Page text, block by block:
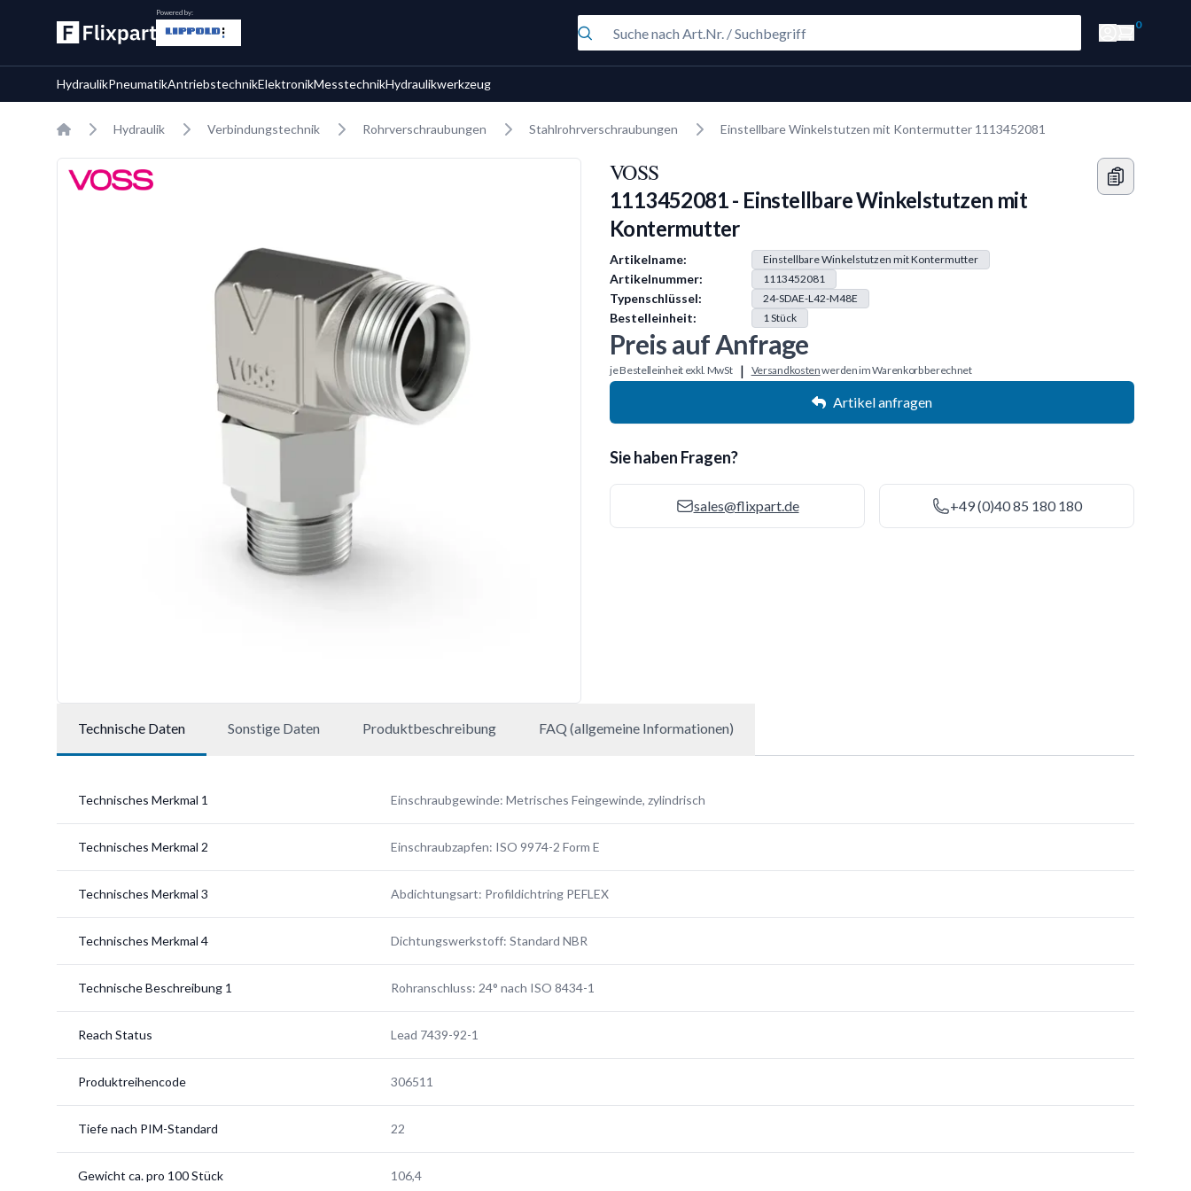
Powered by:
0
HydraulikPneumatikAntriebstechnikElektronikMesstechnikHydraulikwerkzeug
Home Hydraulik Verbindungstechnik Rohrverschraubungen Stahlrohrverschraubungen Einstellbare Winkelstutzen mit Kontermutter 1113452081
VOSS
1113452081 - Einstellbare Winkelstutzen mit
Kontermutter
Produkt Information
Artikelname: Einstellbare Winkelstutzen mit Kontermutter
Artikelnummer: 1113452081
Typenschlüssel: 24-SDAE-L42-M48E
Bestelleinheit: 1Stück
Preis auf Anfrage
je Bestelleinheit exkl. MwSt | Versandkostenwerden im Warenkorb berechnet
Artikel anfragen
Sie haben Fragen?
sales@flixpart.de +49 (0)40 85 180 180
Technische Daten Sonstige Daten Produktbeschreibung FAQ (allgemeine Informationen)
Technisches Merkmal 1 Einschraubgewinde: Metrisches Feingewinde, zylindrisch
Technisches Merkmal 2 Einschraubzapfen: ISO 9974-2 Form E
Technisches Merkmal 3 Abdichtungsart: Profildichtring PEFLEX
Technisches Merkmal 4 Dichtungswerkstoff: Standard NBR
Technische Beschreibung 1 Rohranschluss: 24° nach ISO 8434-1
Reach Status Lead 7439-92-1
Produktreihencode 306511
Tiefe nach PIM-Standard 22
Gewicht ca. pro 100 Stück 106,4